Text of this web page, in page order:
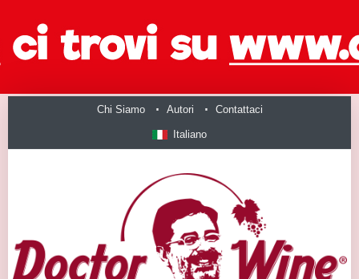
Chi Siamo Autori Contattaci
Italiano